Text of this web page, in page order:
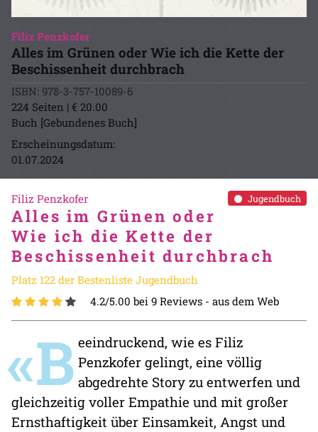
Filiz Penzkofer
Alles im Grünen oder Wie ich die Kette der
Beschissenheit durchbrach
ISBN: 978-3-757-10089-6
224 Seiten | € 20.00
Buch [Gebundenes Buch]
Erscheinungsdatum:
01.07.2024
Jugendbuch
Filiz Penzkofer
Alles im Grünen oder
Wie ich die Kette der
Beschissenheit durchbrach
Platz 122 der Bestenliste Jugendbuch
4.2/5.00 bei 9 Reviews - aus dem Web
«B eeindruckend, wie es Filiz
Penzkofer gelingt, eine völlig
abgedrehte Story zu entwerfen und
gleichzeitig voller Empathie und mit großer
Ernsthaftigkeit über Einsamkeit, Angst und